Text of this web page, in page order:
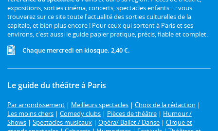
expositions, sorties cinéma, concerts, spectacles enfants... : vous
trouverez sur ce site toute l'actualité des sorties culturelles de la
capitale, et bien plus encore ! Pour ceux qui sortent à Paris et ses
environs, c'est aussi le guide papier pratique, précis, fiable et complet.
Chaque mercredi en kiosque. 2,40 €.
Le guide du théâtre à Paris
Par arrondissement | Meilleurs spectacles | Choix de la rédaction |
Les moins chers | Comedy clubs | Pièces de théâtre | Humour /
Shows | Spectacles musicaux | Opéra/ Ballet / Danse | Cirque et